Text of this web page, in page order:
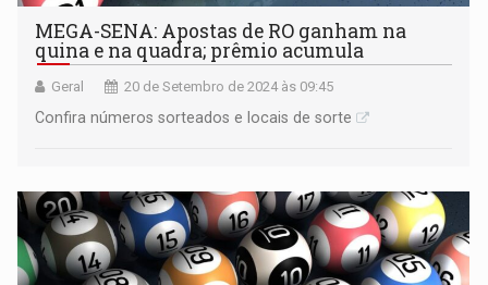
MEGA-SENA: Apostas de RO ganham na
quina e na quadra; prêmio acumula
Geral 20 de Setembro de 2024 às 09:45
Confira números sorteados e locais de sorte